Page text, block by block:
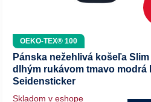
OEKO-TEX® 100
Pánska nežehlivá košeľa
dlhým rukávom tmavo modrá
Seidensticker
Skladom v eshope